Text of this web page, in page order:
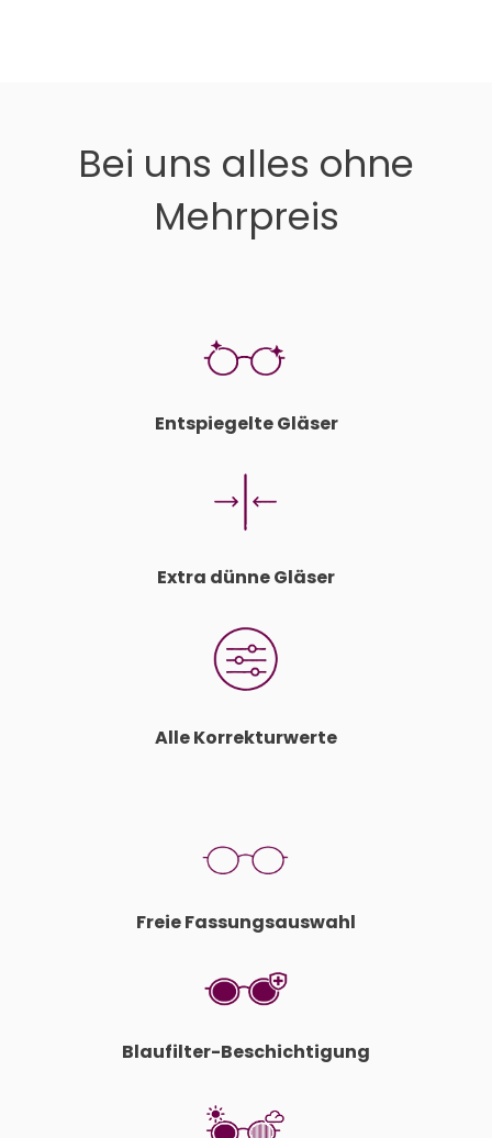
Bei uns alles ohne
Mehrpreis
Entspiegelte Gläser
Extra dünne Gläser
Alle Korrekturwerte
Freie Fassungsauswahl
Blaufilter-Beschichtigung